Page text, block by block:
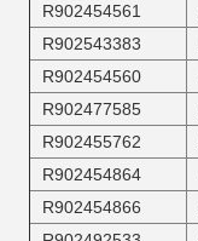
R902454561
R902543383
R902454560
R902477585
R902455762
R902454864
R902454866